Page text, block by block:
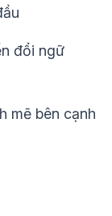
đổi ngữ
mẽ bên cạnh